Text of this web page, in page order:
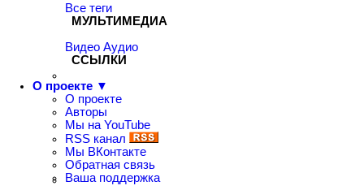
Все теги
МУЛЬТИМЕДИА
Видео Аудио
ССЫЛКИ
О проекте ▼
О проекте
Авторы
Мы на YouTube
RSS канал
Мы ВКонтакте
Обратная связь
Ваша поддержка